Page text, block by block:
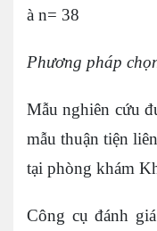
à n= 38
Phương pháp
Mẫu nghiên cứu
mẫu thuận tiện
tại phòng khám
Công cụ đánh